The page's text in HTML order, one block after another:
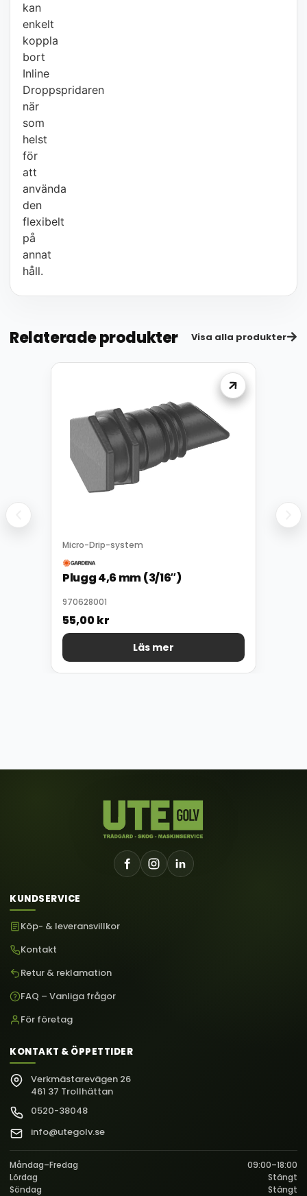
kan
enkelt
koppla
bort
Inline
Droppspridaren
när
som
helst
för
att
använda
den
flexibelt
på
annat
håll.
Relaterade produkter Visa alla produkter
Micro-Drip-system
Plugg 4,6 mm (3/16″)
970628001
55,00kr
Läs mer
KUNDSERVICE
Köp- & leveransvillkor
Kontakt
Retur & reklamation
FAQ – Vanliga frågor
För företag
KONTAKT & ÖPPETTIDER
Verkmästarevägen 26
461 37 Trollhättan
0520-38048
info@utegolv.se
Måndag–Fredag
09:00–18:00
Lördag
Stängt
Söndag
Stängt